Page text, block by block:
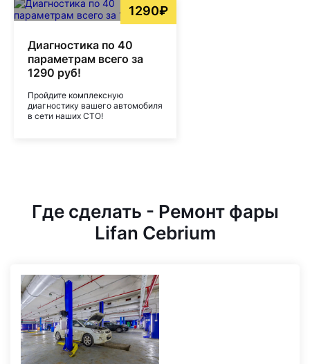
1290₽
Диагностика по 40
параметрам всего за
1290 руб!
Пройдите комплексную
диагностику вашего автомобиля
в сети наших СТО!
Где сделать - Ремонт фары
Lifan Cebrium